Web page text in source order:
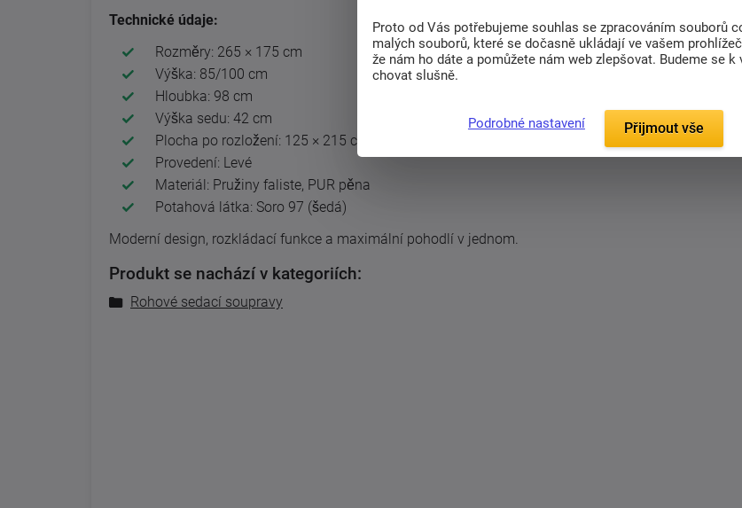
Technické údaje:
Rozměry: 265 × 175 cm
Výška: 85/100 cm
Hloubka: 98 cm
Výška sedu: 42 cm
Plocha po rozložení: 125 × 215 cm
Provedení: Levé
Materiál: Pružiny faliste, PUR pěna
Potahová látka: Soro 97 (šedá)
Moderní design, rozkládací funkce a maximální pohodlí v jednom.
Produkt se nachází v kategoriích:
Rohové sedací soupravy
Proto od Vás potřebujeme souhlas se zpracováním souborů
malých souborů, které se dočasně ukládají ve vašem
že nám ho dáte a pomůžete nám web zlepšovat. Budeme se k
chovat slušně.
Podrobné nastavení Přijmout vše